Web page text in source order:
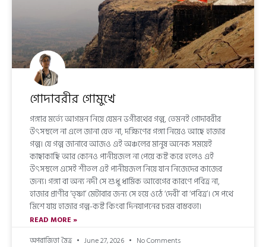
গোদাবরীর গোমুখে
গঙ্গার মর্ত্যে আগমন নিয়ে যেমন ভগীরথের গল্প, তেমনই গোদাবরীর
উৎসস্থলে না এলে জানা যেত না, দক্ষিণের গঙ্গা নিয়েও আছে হাজার
গল্প। যে গল্প জানাবে আজও এই অঞ্চলের মানুষ অনেক সময়েই
কাছাকাছি আর কোনও পানীয়জল না পেয়ে কষ্ট করে হলেও এই
উৎসস্থলে এসেই শীতল এই পানীয়জল নিয়ে যান নিজেদের কাজের
জন্য। গঙ্গা বা অন্য নদী সে শুধু ধার্মিক আবেগের কারণে পবিত্র না,
হাজার প্রাণীর ‘তৃষ্ণা’ মেটাবার জন্য সে হয়ে ওঠে ‘দেবী’ বা ‘পবিত্র’। সে পথে
মিশে যায় হাজার গল্প-কষ্ট কিংবা দিনযাপনের চরম বাস্তবতা।
READ MORE »
অপরাজিতা মৈত্র
June 27, 2026 No Comments